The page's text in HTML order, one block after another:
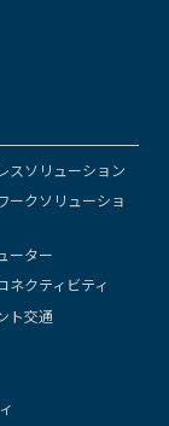
スソリューション
ークソリューショ
ーター
ネクティビティ
ト交通